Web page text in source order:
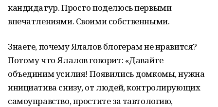
кандидатур. Просто поделюсь первыми
впечатлениями. Своими собственными.
Знаете, почему Ялалов блогерам не нравится?
Потому что Ялалов говорит: «Давайте
объединим усилия! Появились домкомы, нужна
инициатива снизу, от людей, контролирующих
самоуправство, простите за тавтологию,